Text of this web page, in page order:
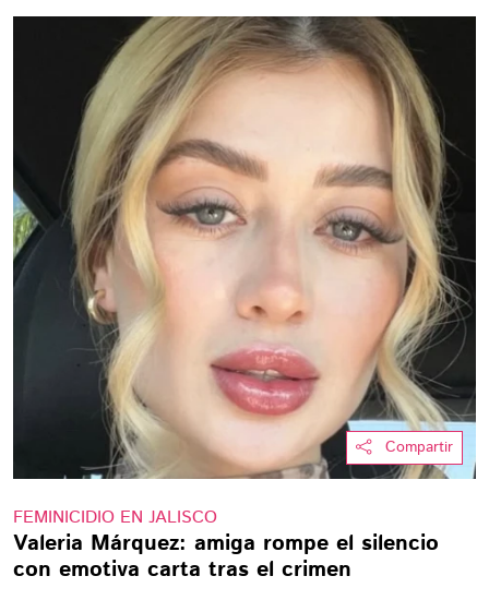
Compartir
FEMINICIDIO EN JALISCO
Valeria Márquez: amiga rompe el silencio
con emotiva carta tras el crimen